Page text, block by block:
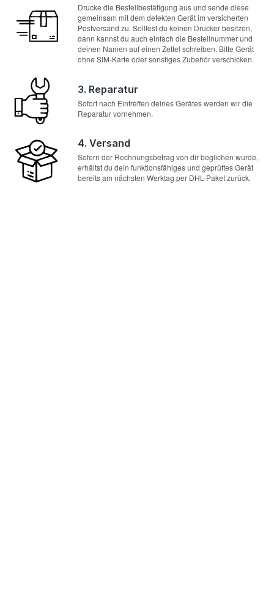
Drucke die Bestellbestätigung aus und sende diese
gemeinsam mit dem defekten Gerät im versicherten
Postversand zu. Solltest du keinen Drucker besitzen,
dann kannst du auch einfach die Bestellnummer und
deinen Namen auf einen Zettel schreiben. Bitte Gerät
ohne SIM-Karte oder sonstiges Zubehör verschicken.
3. Reparatur
Sofort nach Eintreffen deines Gerätes werden wir die
Reparatur vornehmen.
4. Versand
Sofern der Rechnungsbetrag von dir beglichen wurde,
erhältst du dein funktionsfähiges und geprüftes Gerät
bereits am nächsten Werktag per DHL-Paket zurück.